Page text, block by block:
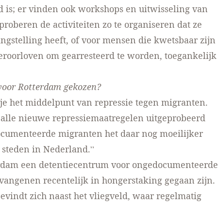
is; er vinden ook workshops en uitwisseling van
de activiteiten zo te organiseren dat ze
heeft, of voor mensen die kwetsbaar zijn
om gearresteerd te worden, toegankelijk
Rotterdam gekozen?
het middelpunt van repressie tegen migranten.
nieuwe repressiemaatregelen uitgeprobeerd
migranten het daar nog moeilijker
in Nederland.”
een detentiecentrum voor ongedocumenteerde
recentelijk in hongerstaking gegaan zijn.
zich naast het vliegveld, waar regelmatig